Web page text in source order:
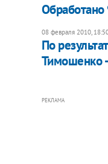
08 февраля 2010,
По
Тимошенко
РЕКЛАМА